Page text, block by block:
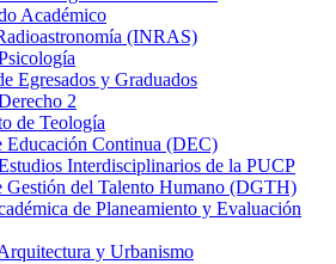
Académico
(INRAS)
Egresados y Graduados
2
de Teología
Educación Continua (DEC)
Interdisciplinarios de la PUCP
Gestión del Talento Humano (DGTH)
de Planeamiento y Evaluación
y Urbanismo